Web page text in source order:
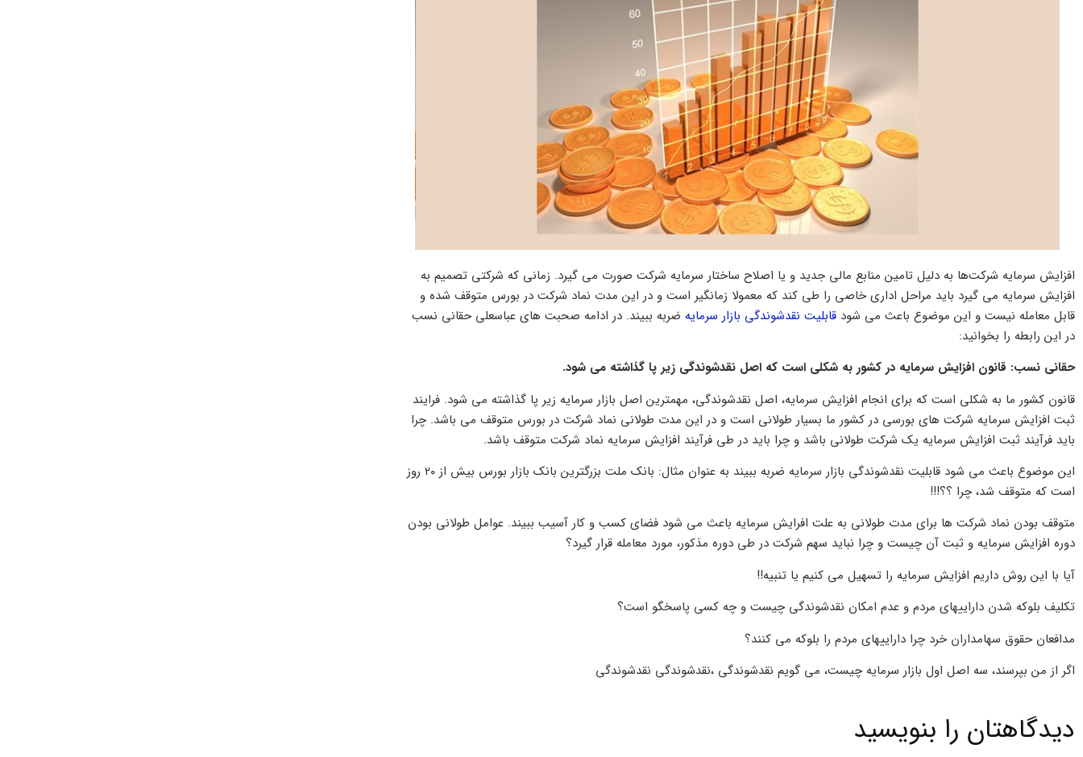
افزایش سرمایه شرکت‌ها به دلیل تامین منابع مالی جدید و یا اصلاح ساختار سرمایه شرکت صورت می گیرد. زمانی که شرکتی تصمیم به
افزایش سرمایه می گیرد باید مراحل اداری خاصی را طی کند که معمولا زمانگیر است و در این مدت نماد شرکت در بورس متوقف شده و
قابل معامله نیست و این موضوع باعث می شود قابلیت نقدشوندگی بازار سرمایه ضربه ببیند. در ادامه صحبت های عباسعلی حقانی نسب
در این رابطه را بخوانید:
حقانی نسب: قانون افزایش سرمایه در کشور به شکلی است که اصل نقدشوندگی زیر پا گذاشته می شود.
قانون کشور ما به شکلی است که برای انجام افزایش سرمایه، اصل نقدشوندگی، مهمترین اصل بازار سرمایه زیر پا گذاشته می شود. فرایند
ثبت افزایش سرمایه شرکت های بورسی در کشور ما بسیار طولانی است و در این مدت طولانی نماد شرکت در بورس متوقف می باشد. چرا
باید فرآیند ثبت افزایش سرمایه یک شرکت طولانی باشد و چرا باید در طی فرآیند افزایش سرمایه نماد شرکت متوقف باشد.
این موضوع باعث می شود قابلیت نقدشوندگی بازار سرمایه ضربه ببیند به عنوان مثال: بانک ملت بزرگترین بانک بازار بورس بیش از ۲۰ روز
است که متوقف شد، چرا ؟؟!!!
متوقف بودن نماد شرکت ها برای مدت طولانی به علت افرایش سرمایه باعث می شود فضای کسب و کار آسیب ببیند. عوامل طولانی بودن
دوره افزایش سرمایه و ثبت آن چیست و چرا نباید سهم شرکت در طی دوره مذکور، مورد معامله قرار گیرد؟
آیا با این روش داریم افزایش سرمایه را تسهیل می کنیم یا تنبیه!!
تکلیف بلوکه شدن داراییهای مردم و عدم امکان نقدشوندگی چیست و چه کسی پاسخگو است؟
مدافعان حقوق سهامداران خرد چرا داراییهای مردم را بلوکه می کنند؟
اگر از من بپرسند، سه اصل اول بازار سرمایه چیست، می گویم نقدشوندگی ،نقدشوندگی نقدشوندگی
دیدگاهتان را بنویسید